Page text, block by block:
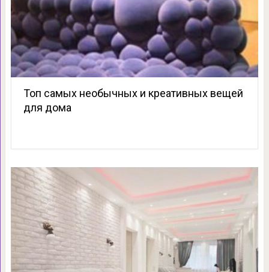
Топ самых необычных и креативных вещей
для дома